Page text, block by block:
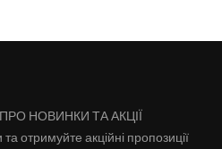
НОВИНКИ ТА АКЦІЇ
отримуйте акційні пропозиції